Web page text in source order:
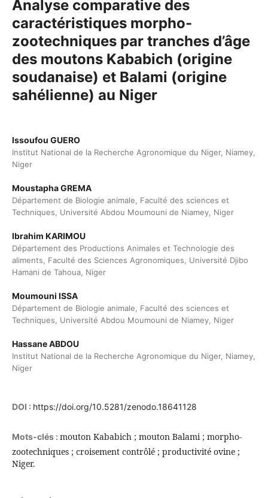
Analyse comparative des
caractéristiques morpho-
zootechniques par tranches d’âge
des moutons Kababich (origine
soudanaise) et Balami (origine
sahélienne) au Niger
Issoufou GUERO
Institut National de la Recherche Agronomique du Niger, Niamey,
Niger
Moustapha GREMA
Département de Biologie animale, Faculté des sciences et
Techniques, Université Abdou Moumouni de Niamey, Niger
Ibrahim KARIMOU
Département des Productions Animales et Technologie des
aliments, Faculté des Sciences Agronomiques, Université Djibo
Hamani de Tahoua, Niger
Moumouni ISSA
Département de Biologie animale, Faculté des sciences et
Techniques, Université Abdou Moumouni de Niamey, Niger
Hassane ABDOU
Institut National de la Recherche Agronomique du Niger, Niamey,
Niger
DOI : https://doi.org/10.5281/zenodo.18641128
Mots-clés : mouton Kababich ; mouton Balami ; morpho-
zootechniques ; croisement contrôlé ; productivité ovine ;
Niger.